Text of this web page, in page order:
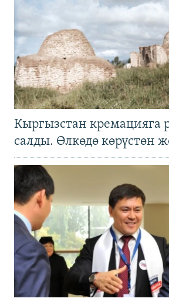
Кыргызстан кремацияга
салды. Өлкөдө көрүстөн